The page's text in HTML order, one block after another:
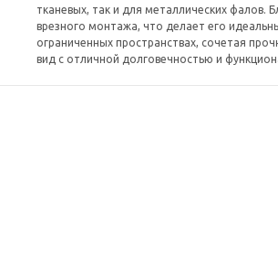
тканевых, так и для металлических фалов.
врезного монтажа, что делает его
ограниченных пространствах, сочетая
вид с отличной долговечностью и